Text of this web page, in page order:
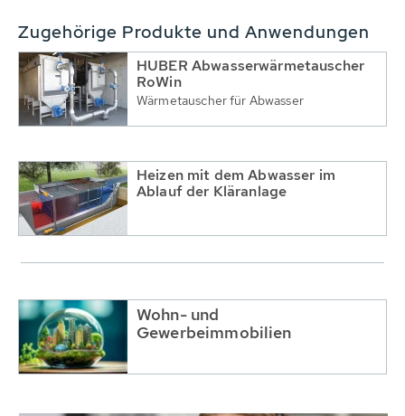
Zugehörige Produkte und Anwendungen
HUBER Abwasserwärmetauscher
RoWin
Wärmetauscher für Abwasser
Heizen mit dem Abwasser im
Ablauf der Kläranlage
Wohn- und
Gewerbeimmobilien